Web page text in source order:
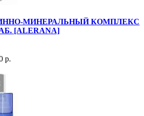
МИНЕРАЛЬНЫЙ КОМПЛЕКС
[ALERANA]
р.